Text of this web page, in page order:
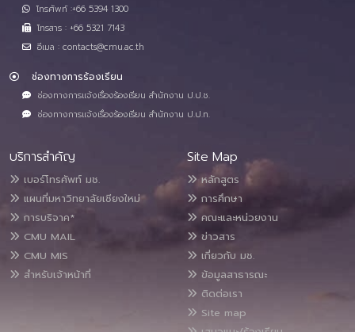
โทรศัพท์ :+66 5394 1300
โทรสาร : +66 5321 7143
อีเมล : contacts@cmu.ac.th
ช่องทางการร้องเรียน
ช่องทางการแจ้งเรื่องร้องเรียน สำนักงาน ป.ป.ช.
ช่องทางการแจ้งเรื่องร้องเรียน สำนักงาน ป.ป.ท.
บริการสำคัญ
เบอร์โทรศัพท์ มช.
แผนที่มหาวิทยาลัยเชียงใหม่
การบริจาค*
CMU MAIL
CMU MIS
สำหรับเจ้าหน้าที่
Site Map
หลักสูตร
การศึกษา
คณะและหน่วยงาน
ข่าวสาร
เกี่ยวกับ มช.
ข้อมูลสาธารณะ
ติดต่อเรา
Site map